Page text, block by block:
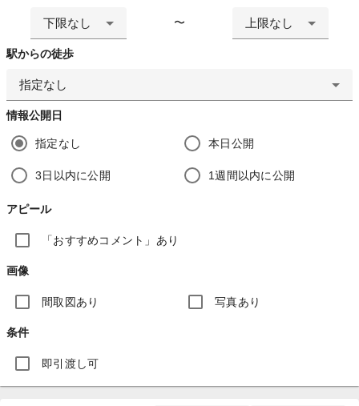
下限なし 〜 上限なし
駅からの徒歩
指定なし
情報公開日
指定なし 本日公開
3日以内に公開 1週間以内に公開
アピール
「おすすめコメント」あり
画像
間取図あり 写真あり
条件
即引渡し可